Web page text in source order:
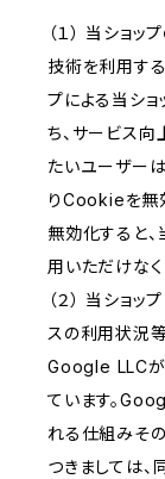
（１） 当ショ
技術を利用する
プによる当シ
ち、サービス
たいユーザー
りCookieを無
無効化すると
用いただけな
（２） 当ショ
スの利用状況
Google LLCが
ています。
れる仕組みそ
つきましては、